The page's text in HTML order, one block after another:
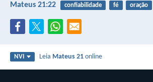
Mateus 21:22 confiabilidade fé oração
NVI Leia Mateus 21 online